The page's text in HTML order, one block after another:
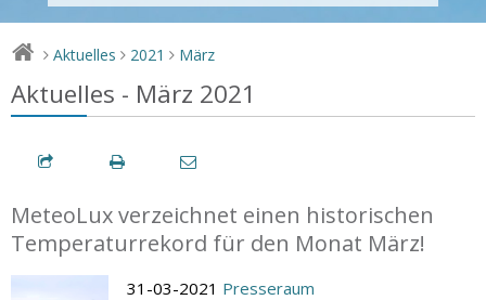
> Aktuelles > 2021 > März
Aktuelles - März 2021
MeteoLux verzeichnet einen historischen
Temperaturrekord für den Monat März!
31-03-2021 Presseraum